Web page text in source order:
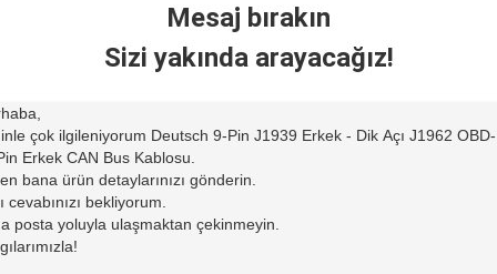
Mesaj bırakın
Sizi yakında arayacağız!